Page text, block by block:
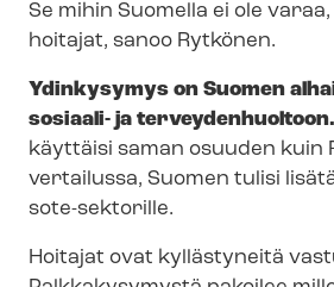
Se mihin Suomella ei ole
hoitajat, sanoo Rytkönen.
Ydinkysymys on Suomen
sosiaali- ja terveydenhuoltoon.
käyttäisi saman osuuden kuin
vertailussa, Suomen tulisi
sote-sektorille.
Hoitajat ovat kyllästyneitä